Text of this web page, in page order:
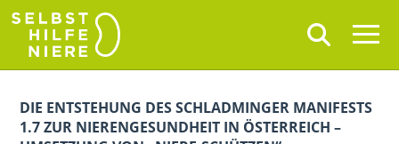
DIE ENTSTEHUNG DES SCHLADMINGER MANIFESTS
1.7 ZUR NIERENGESUNDHEIT IN ÖSTERREICH –